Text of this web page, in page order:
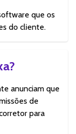
que os
do cliente.
anunciam que
de
para